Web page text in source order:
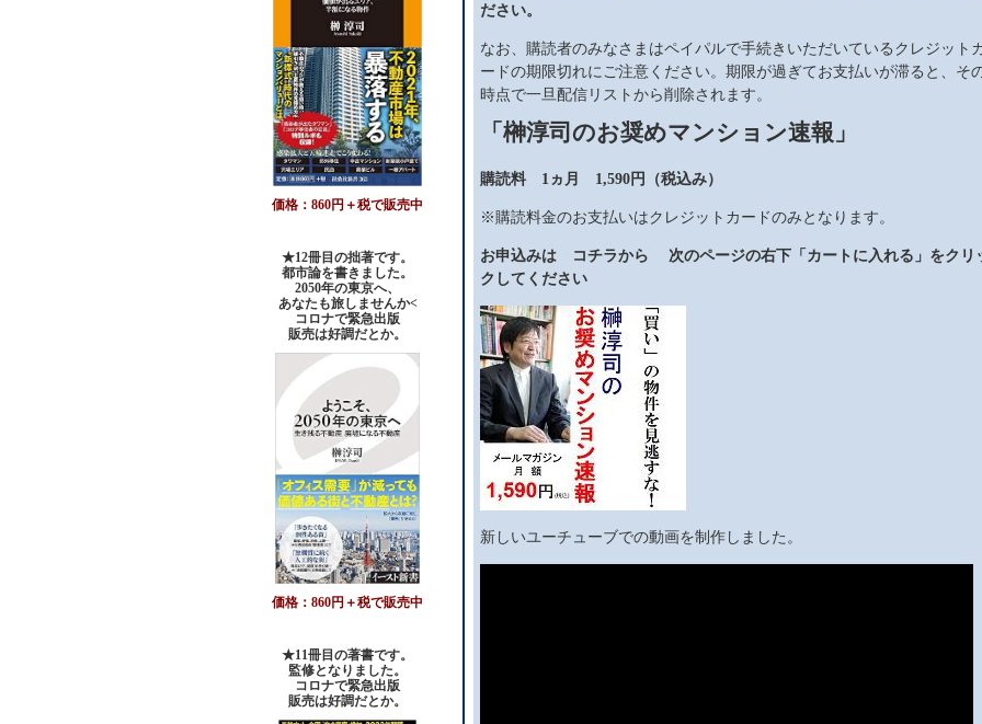
価格：860円＋税で販売中
★12冊目の拙著です。
都市論を書きました。
2050年の東京へ、
あなたも旅しませんか<
コロナで緊急出版
販売は好調だとか。
価格：860円＋税で販売中
★11冊目の著書です。
監修となりました。
コロナで緊急出版
販売は好調だとか。
ださい。
なお、購読者のみなさまはペイパルで手続きいただいているクレジット
ードの期限切れにご注意ください。期限が過ぎてお支払いが滞ると、そ
時点で一旦配信リストから削除されます。
「榊淳司のお奨めマンション速報」
購読料 1ヵ月 1,590円（税込み）
※購読料金のお支払いはクレジットカードのみとなります。
お申込みは コチラから 次のページの右下「カートに入れる」をクリ
クしてください
新しいユーチューブでの動画を制作しました。